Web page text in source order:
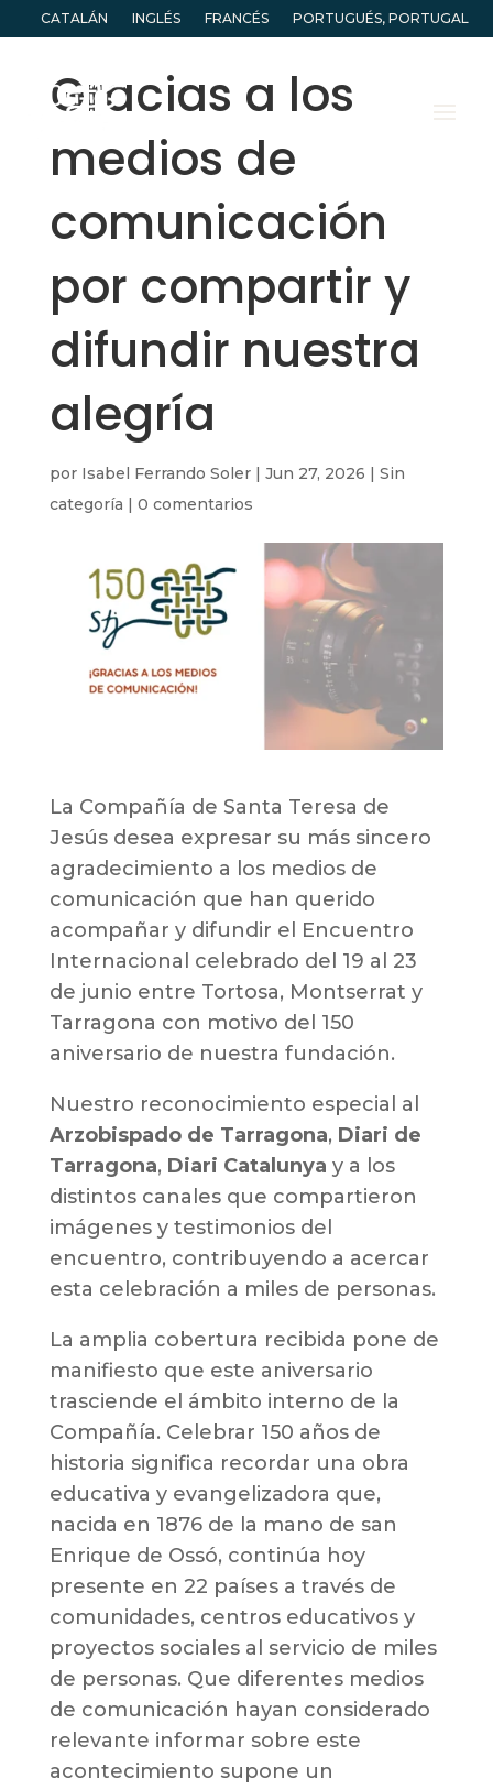
CATALÁN INGLÉS FRANCÉS PORTUGUÉS, PORTUGAL
Gracias a los
medios de
comunicación
por compartir y
difundir nuestra
alegría
por Isabel Ferrando Soler| Jun 27, 2026 | Sin
categoría | 0 comentarios
La Compañía de Santa Teresa de
Jesús desea expresar su más sincero
agradecimiento a los medios de
comunicación que han querido
acompañar y difundir el Encuentro
Internacional celebrado del 19 al 23
de junio entre Tortosa, Montserrat y
Tarragona con motivo del 150
aniversario de nuestra fundación.
Nuestro reconocimiento especial al
Arzobispado de Tarragona, Diari de
Tarragona, Diari Catalunya y a los
distintos canales que compartieron
imágenes y testimonios del
encuentro, contribuyendo a acercar
esta celebración a miles de personas.
La amplia cobertura recibida pone de
manifiesto que este aniversario
trasciende el ámbito interno de la
Compañía. Celebrar 150 años de
historia significa recordar una obra
educativa y evangelizadora que,
nacida en 1876 de la mano de san
Enrique de Ossó, continúa hoy
presente en 22 países a través de
comunidades, centros educativos y
proyectos sociales al servicio de miles
de personas. Que diferentes medios
de comunicación hayan considerado
relevante informar sobre este
acontecimiento supone un